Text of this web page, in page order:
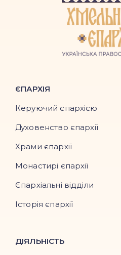
ЄПАРХІЯ
Керуючий єпархією
Духовенство єпархії
Храми єпархії
Монастирі єпархії
Єпархіальні відділи
Історія єпархії
ДІЯЛЬНІСТЬ